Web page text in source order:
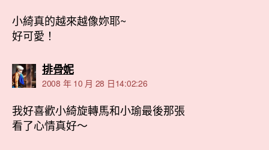
小綺真的越來越像妳耶~
好可愛！
排骨妮表
示:
2008 年 10 月 28 日14:02:26
我好喜歡小綺旋轉馬和小瑜最後那張
看了心情真好～